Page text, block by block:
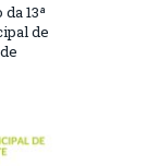
13ª
de